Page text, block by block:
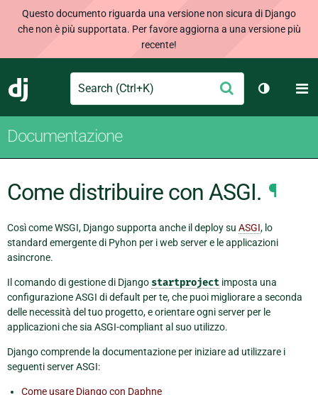
Questo documento riguarda una versione non sicura di Django
che non è più supportata. Per favore aggiorna a una versione più
recente!
Django
Search Conferma
Cambia
Documentazione
Come distribuire con ASGI. ¶
Così come WSGI, Django supporta anche il deploy su ASGI, lo
standard emergente di Pyhon per i web server e le applicazioni
asincrone.
Il comando di gestione di Django startproject imposta una
configurazione ASGI di default per te, che puoi migliorare a seconda
delle necessità del tuo progetto, e orientare ogni server per le
applicazioni che sia ASGI-compliant al suo utilizzo.
Django comprende la documentazione per iniziare ad utilizzare i
seguenti server ASGI:
Come usare Django con Daphne